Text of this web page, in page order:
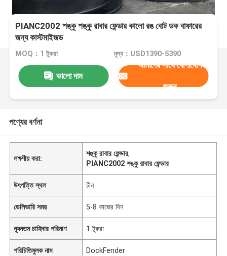
PIANC2002 শঙ্কু শঙ্কু রাবার ফেন্ডার কালো রঙ বোট ডক বাফারের
জন্য কাস্টমাইজড
MOQ：1 টুকরা মূল্য：USD1390-5390
ভালো দাম
আমাদের সাথে যোগাযোগ
করুন
পণ্যের বর্ণনা
লক্ষণীয় করা:
শঙ্কু রাবার ফেন্ডার,
PIANC2002 শঙ্কু রাবার ফেন্ডার
উৎপত্তি স্থল চীন
ডেলিভারি সময় 5-8 কাজের দিন
ন্যূনতম চাহিদার পরিমাণ 1 টুকরা
পরিচিতিমুলক নাম DockFender